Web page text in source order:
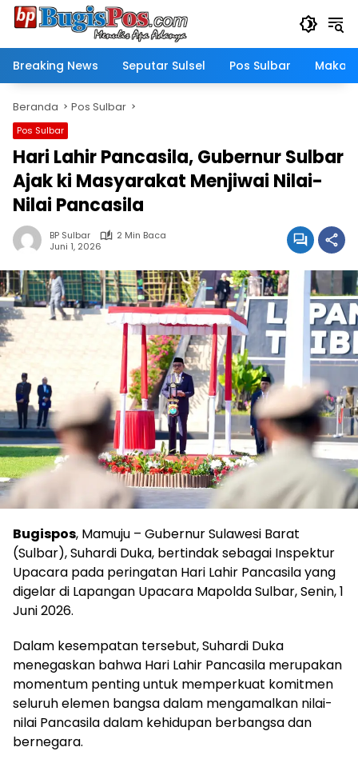
Langsung
Breaking News
Seputar Sulsel Pos Sulbar
Beranda Pos Sulbar
Pos Sulbar
Hari Lahir Pancasila, Gubernur Sulbar
Ajak ki Masyarakat Menjiwai Nilai-
Nilai Pancasila
BP Sulbar
2 Min Baca
Juni 1, 2026
Bugispos, Mamuju – Gubernur Sulawesi Barat
(Sulbar), Suhardi Duka, bertindak sebagai Inspektur
Upacara pada peringatan Hari Lahir Pancasila yang
digelar di Lapangan Upacara Mapolda Sulbar, Senin, 1
Juni 2026.
Dalam kesempatan tersebut, Suhardi Duka
menegaskan bahwa Hari Lahir Pancasila merupakan
momentum penting untuk memperkuat komitmen
seluruh elemen bangsa dalam mengamalkan nilai-
nilai Pancasila dalam kehidupan berbangsa dan
bernegara.